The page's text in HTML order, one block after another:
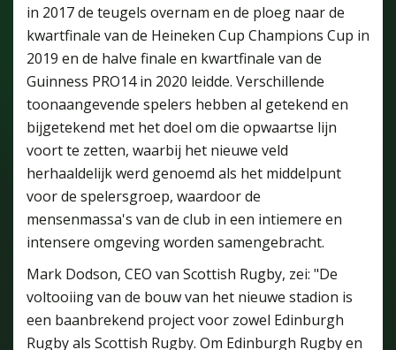
in 2017 de teugels overnam en de ploeg naar de
kwartfinale van de Heineken Cup Champions Cup in
2019 en de halve finale en kwartfinale van de
Guinness PRO14 in 2020 leidde. Verschillende
toonaangevende spelers hebben al getekend en
bijgetekend met het doel om die opwaartse lijn
voort te zetten, waarbij het nieuwe veld
herhaaldelijk werd genoemd als het middelpunt
voor de spelersgroep, waardoor de
mensenmassa's van de club in een intiemere en
intensere omgeving worden samengebracht.
Mark Dodson, CEO van Scottish Rugby, zei: "De
voltooiing van de bouw van het nieuwe stadion is
een baanbrekend project voor zowel Edinburgh
Rugby als Scottish Rugby. Om Edinburgh Rugby en